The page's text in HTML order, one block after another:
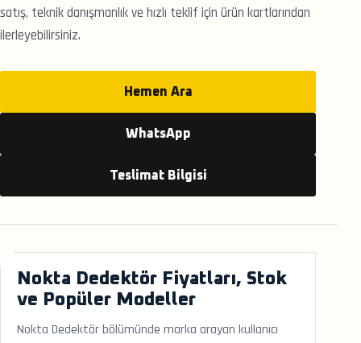
satış, teknik danışmanlık ve hızlı teklif için ürün kartlarından
ilerleyebilirsiniz.
Hemen Ara
WhatsApp
Teslimat Bilgisi
Nokta Dedektör Fiyatları, Stok
ve Popüler Modeller
Nokta Dedektör bölümünde marka arayan kullanıcı